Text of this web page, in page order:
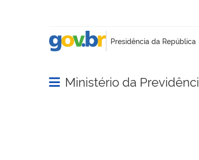
Abrir menu principal de navegação
Ministério da